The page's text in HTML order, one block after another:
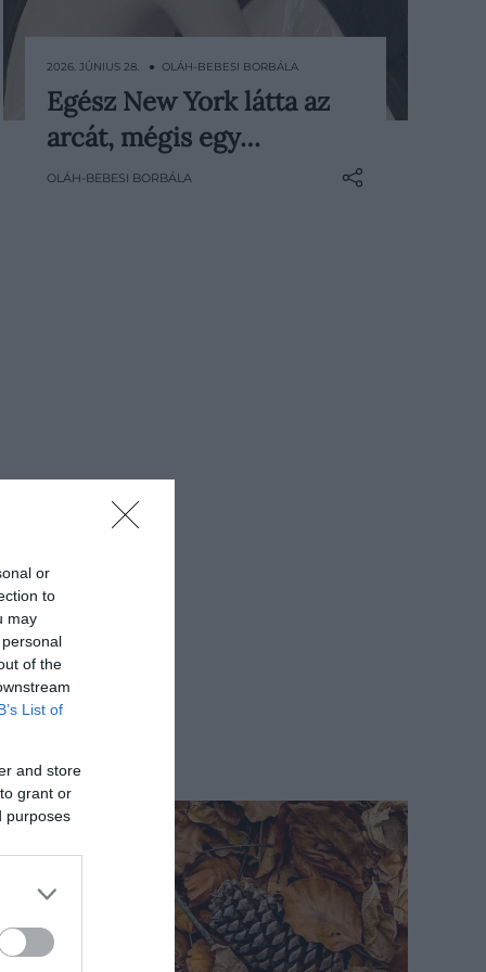
or
to
may
of the
List of
and store
grant or
purposes
Audrey Munson nevét ma már
kevesen ismerik, az arcát mégis
2026. JÚNIUS 28. ● OLÁH-BEBESI BORBÁLA
Egész New York látta az
arcát, mégis egy…
OLÁH-BEBESI BORBÁLA